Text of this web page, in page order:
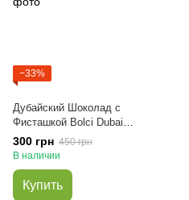
−33%
Дубайский Шоколад с
Фисташкой Bolci Dubai
Chocolate, 100 г
300 грн 450 грн
В наличии
Купить